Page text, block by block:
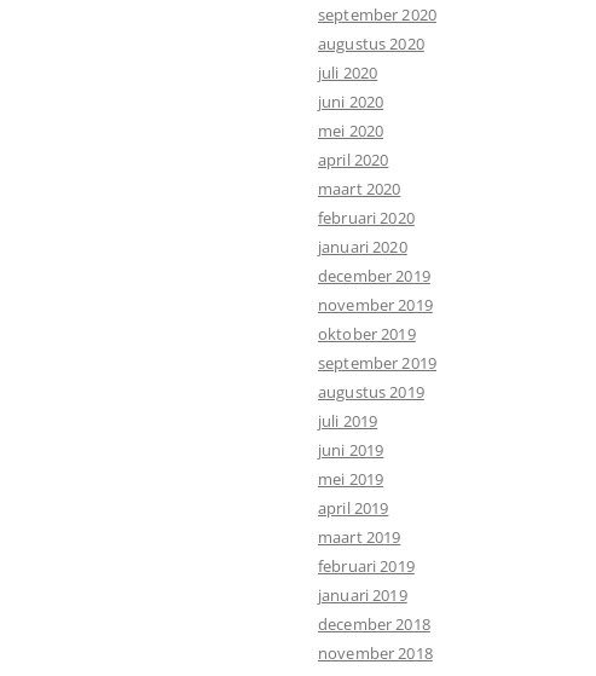
september 2020
augustus 2020
juli 2020
juni 2020
mei 2020
april 2020
maart 2020
februari 2020
januari 2020
december 2019
november 2019
oktober 2019
september 2019
augustus 2019
juli 2019
juni 2019
mei 2019
april 2019
maart 2019
februari 2019
januari 2019
december 2018
november 2018